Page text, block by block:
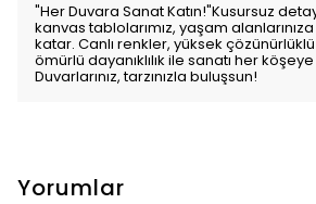
"Her Duvara Sanat Katın!"Kusursuz
kanvas tablolarımız, yaşam
katar. Canlı renkler, yüksek
ömürlü dayanıklılık ile sanatı her köşeye
Duvarlarınız, tarzınızla buluşsun!
Yorumlar